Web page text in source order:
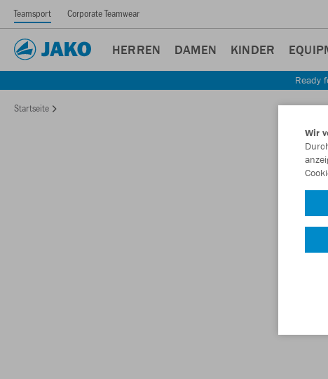
Teamsport Corporate Teamwear
HERREN DAMEN KINDER
Ready
Startseite
Wir